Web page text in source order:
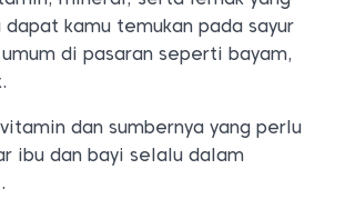
kamu temukan pada sayur
di pasaran seperti bayam,
dan sumbernya yang perlu
ibu dan bayi selalu dalam